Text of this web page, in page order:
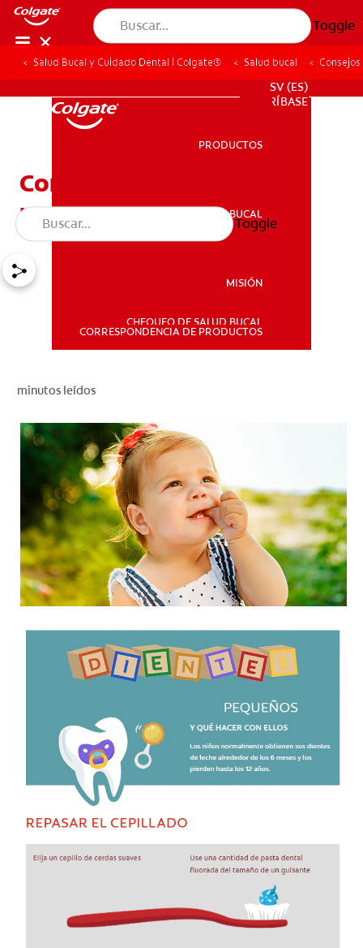
Toggle
SALUD BUCAL
SV (ES)
SUSCRÍBASE
SV (ES)
SUSCRÍBASE
PRODUCTOS
SALUD BUCAL
MISIÓN
CHEQUEO DE SALUD BUCAL
CORRESPONDENCIA DE PRODUCTOS
Toggle
Salud Bucal y Cuidado Dental | Colgate® Salud bucal
Consejos de Salud bucal
para Niños
minutos leídos